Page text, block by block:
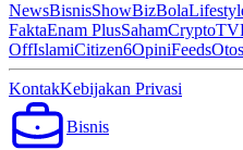
NewsBisnisShowBizBola
FaktaEnam PlusSahamCryptoTV
OffIslamiCitizen6OpiniFeeds
KontakKebijakan Privasi
Bisnis